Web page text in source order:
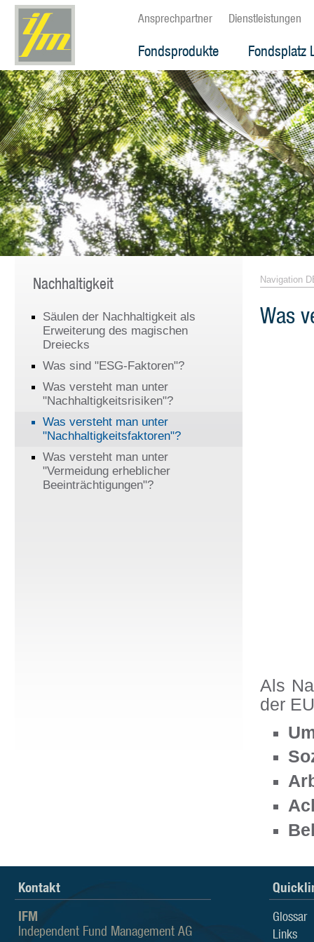
Ansprechpartner Dienstleistungen
Fondsprodukte Fondsplatz
Nachhaltigkeit
Säulen der Nachhaltigkeit als
Erweiterung des magischen
Dreiecks
Was sind "ESG-Faktoren"?
Was versteht man unter
"Nachhaltigkeitsrisiken"?
Was versteht man unter
"Nachhaltigkeitsfaktoren"?
Was versteht man unter
"Vermeidung erheblicher
Beeinträchtigungen"?
Navigation
Was
Als
der
Kontakt
IFM
Independent Fund Management AG
Glossar
Links